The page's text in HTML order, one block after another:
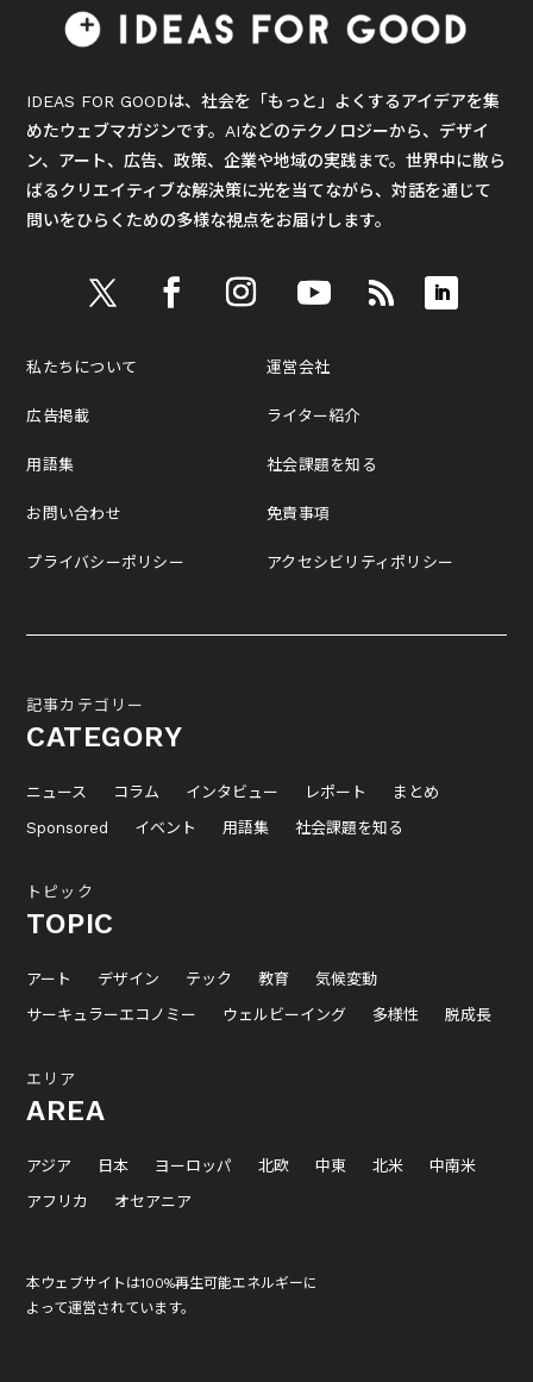
IDEAS FOR GOODは、社会を「もっと」よくするアイデアを集
めたウェブマガジンです。AIなどのテクノロジーから、デザイ
ン、アート、広告、政策、企業や地域の実践まで。世界中に散ら
ばるクリエイティブな解決策に光を当てながら、対話を通じて
問いをひらくための多様な視点をお届けします。
私たちについて
広告掲載
用語集
お問い合わせ
プライバシーポリシー
運営会社
ライター紹介
社会課題を知る
免責事項
アクセシビリティポリシー
記事カテゴリー
CATEGORY
ニュース コラム インタビュー レポート
まとめ
Sponsored
イベント 用語集 社会課題を知る
トピック
TOPIC
アート デザイン テック 教育
気候変動
サーキュラーエコノミー
ウェルビーイング 多様性 脱成長
エリア
AREA
アジア 日本 ヨーロッパ 北欧 中東 北米
中南米
アフリカ
オセアニア
本ウェブサイトは100%再生可能エネルギーに
よって運営されています。